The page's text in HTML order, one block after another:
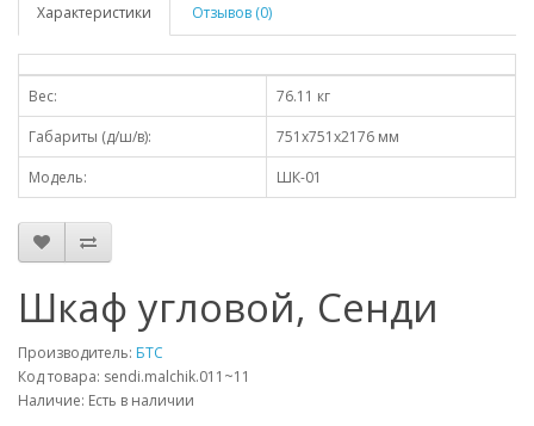
Характеристики Отзывов (0)
Вес:
76.11 кг
Габариты (д/ш/в):
751x751x2176 мм
Модель:
ШК-01
Шкаф угловой, Сенди
Производитель: БТС
Код товара: sendi.malchik.011~11
Наличие: Есть в наличии